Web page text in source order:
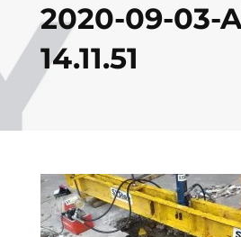
2020-09-03-
14.11.51